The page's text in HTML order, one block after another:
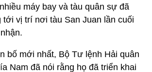
máy bay và tàu quân sự đã
vị trí nơi tàu San Juan lần cuối
bố mới nhất, Bộ Tư lệnh Hải quân
Nam đã nói rằng họ đã triển khai